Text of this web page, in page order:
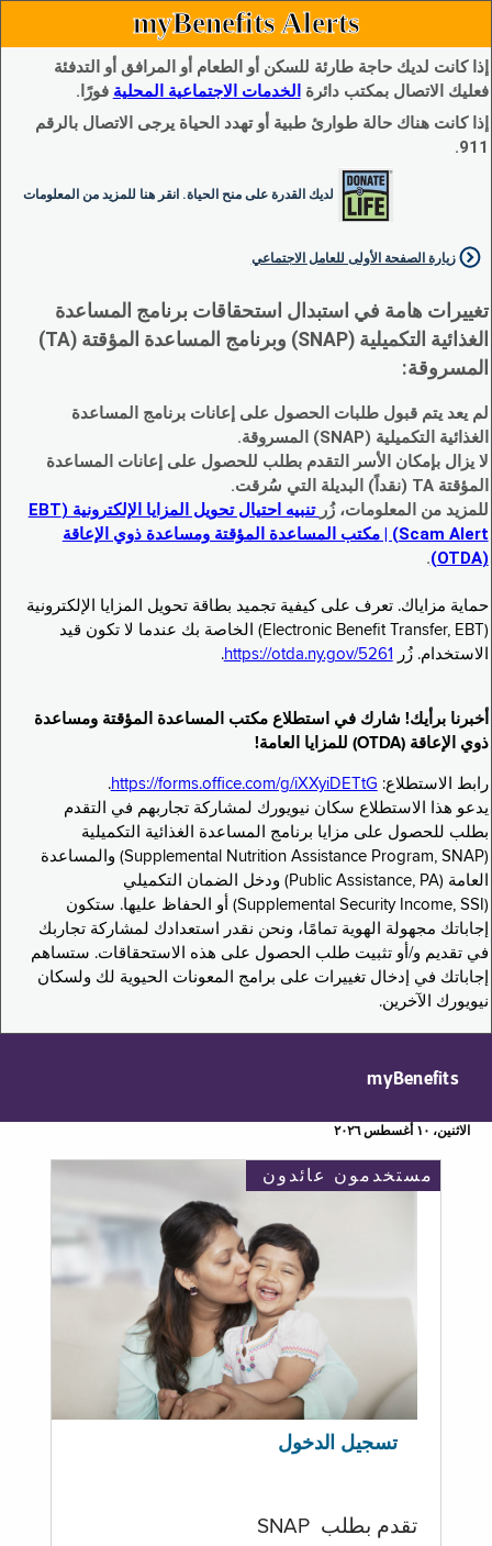
myBenefits Alerts
إذا كانت لديك حاجة طارئة للسكن أو الطعام أو المرافق أو التدفئة
فعليك الاتصال بمكتب دائرة الخدمات الاجتماعية المحلية فورًا.
إذا كانت هناك حالة طوارئ طبية أو تهدد الحياة يرجى الاتصال بالرقم
911.
لديك القدرة على منح الحياة. انقر هنا للمزيد من المعلومات
زيارة الصفحة الأولى للعامل الاجتماعي
تغييرات هامة في استبدال استحقاقات برنامج المساعدة
الغذائية التكميلية (SNAP) وبرنامج المساعدة المؤقتة (TA)
المسروقة:
لم يعد يتم قبول طلبات الحصول على إعانات برنامج المساعدة
الغذائية التكميلية (SNAP) المسروقة.
لا يزال بإمكان الأسر التقدم بطلب للحصول على إعانات المساعدة
المؤقتة TA (نقداً) البديلة التي سُرقت.
للمزيد من المعلومات، زُر
تنبيه احتيال تحويل المزايا الإلكترونية (EBT
Scam Alert) | مكتب المساعدة المؤقتة ومساعدة ذوي الإعاقة
(OTDA)
.
حماية مزاياك. تعرف على كيفية تجميد بطاقة تحويل المزايا الإلكترونية
(Electronic Benefit Transfer, EBT) الخاصة بك عندما لا تكون قيد
الاستخدام. زُر
https://otda.ny.gov/5261
.
أخبرنا برأيك! شارك في استطلاع مكتب المساعدة المؤقتة ومساعدة
ذوي الإعاقة (OTDA) للمزايا العامة!
رابط الاستطلاع: https://forms.office.com/g/iXXyiDETtG
.
يدعو هذا الاستطلاع سكان نيويورك لمشاركة تجاربهم في التقدم
بطلب للحصول على مزايا برنامج المساعدة الغذائية التكميلية
(Supplemental Nutrition Assistance Program, SNAP) والمساعدة
العامة (Public Assistance, PA) ودخل الضمان التكميلي
(Supplemental Security Income, SSI) أو الحفاظ عليها. ستكون
إجاباتك مجهولة الهوية تمامًا، ونحن نقدر استعدادك لمشاركة تجاربك
في تقديم و/أو تثبيت طلب الحصول على هذه الاستحقاقات. ستساهم
إجاباتك في إدخال تغييرات على برامج المعونات الحيوية لك ولسكان
نيويورك الآخرين.
myBenefits
الاثنين، ١٠ أغسطس ٢٠٢٦
مستخدمون عائدون
تسجيل الدخول
تقدم بطلب SNAP